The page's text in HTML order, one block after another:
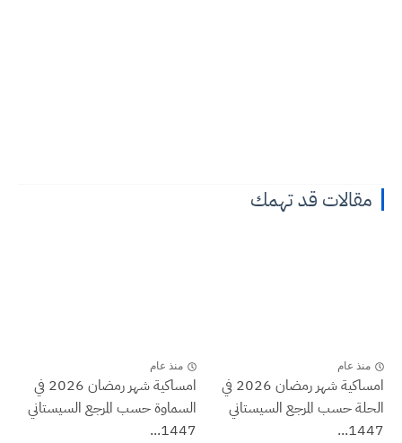
مقالات قد تهمك
منذ عام
امساكية شهر رمضان 2026 في
الحلة حسب المرجع السيستاني
1447...
منذ عام
امساكية شهر رمضان 2026 في
السماوة حسب المرجع السيستاني
1447...